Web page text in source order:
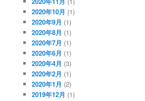
2020年10月 (1)
2020年9月 (1)
2020年8月 (1)
2020年7月 (1)
2020年6月 (1)
2020年4月 (3)
2020年2月 (1)
2020年1月 (2)
2019年12月 (1)